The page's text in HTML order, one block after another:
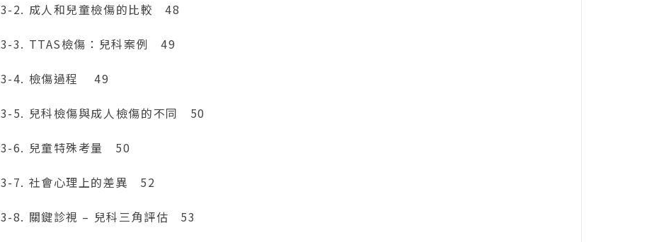
3-2. 成人和兒童檢傷的比較 48
3-3. TTAS檢傷：兒科案例 49
3-4. 檢傷過程 49
3-5. 兒科檢傷與成人檢傷的不同 50
3-6. 兒童特殊考量 50
3-7. 社會心理上的差異 52
3-8. 關鍵診視 – 兒科三角評估 53